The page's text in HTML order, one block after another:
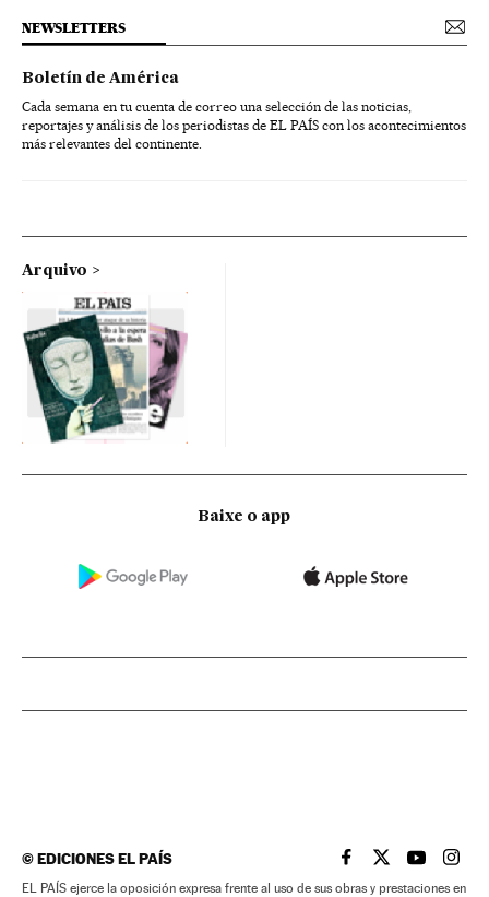
NEWSLETTERS
Boletín de América
Cada semana en tu cuenta de correo una selección de las noticias,
reportajes y análisis de los periodistas de EL PAÍS con los acontecimientos
más relevantes del continente.
Arquivo
Baixe o app
©EDICIONES EL PAÍS EL PAÍS BRASIL EN
EL PAÍSEL PAÍS
EL
EL PAÍS ejerce la oposición expresa frente al uso de sus obras y prestaciones en